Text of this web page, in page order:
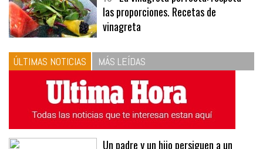
10La vinagreta perfecta: respeta
las proporciones. Recetas de
vinagreta
ÚLTIMAS NOTICIAS MÁS LEÍDAS